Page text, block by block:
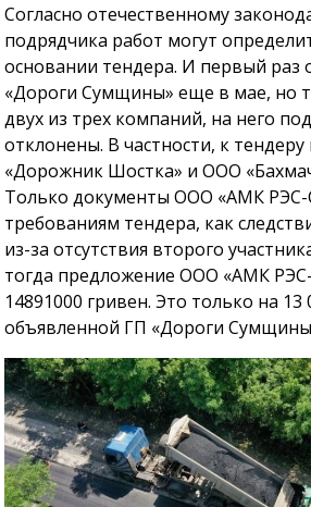
Согласно отечественному
подрядчика работ могут
основании тендера. И первый раз
«Дороги Сумщины» еще в мае, но
двух из трех компаний, на него
отклонены. В частности, к
«Дорожник Шостка» и ООО
Только документы ООО «АМК РЭС-
требованиям тендера, как
из-за отсутствия второго
тогда предложение ООО «АМК
14891000 гривен. Это только на
объявленной ГП «Дороги